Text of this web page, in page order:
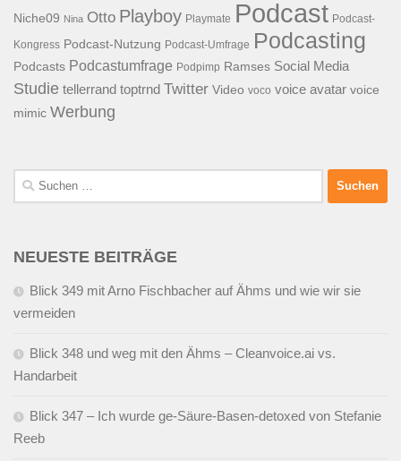
Niche09 Nina Otto Playboy Playmate Podcast Podcast-
Kongress Podcast-Nutzung Podcast-Umfrage Podcasting
Podcasts Podcastumfrage Podpimp Ramses Social Media
Studie tellerrand toptrnd Twitter Video voco voice avatar voice
mimic Werbung
Suchen
nach:
NEUESTE BEITRÄGE
Blick 349 mit Arno Fischbacher auf Ähms und wie wir sie
vermeiden
Blick 348 und weg mit den Ähms – Cleanvoice.ai vs.
Handarbeit
Blick 347 – Ich wurde ge-Säure-Basen-detoxed von Stefanie
Reeb